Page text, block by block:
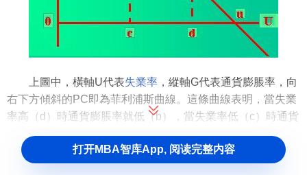
上圖中，橫軸U代表失業率 ，縱軸G代表通貨膨脹率，向
右下方傾斜的PC即為菲利浦斯曲線。這條曲線表明，當失業
率高（d）時通貨膨脹率就低（b），當失業率低（c）時通貨
膨脹率就高（a）。
菲利浦斯曲線的重要觀點
打开MBA智库App, 阅读完整内容